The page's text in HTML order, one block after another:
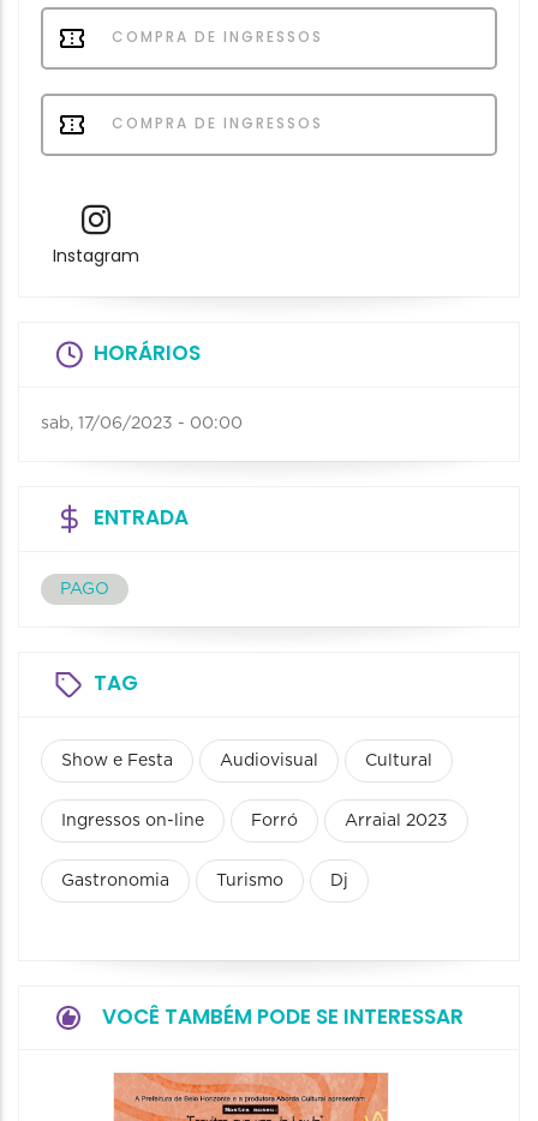
COMPRA DE INGRESSOS
COMPRA DE INGRESSOS
Instagram
HORÁRIOS
sab, 17/06/2023 - 00:00
ENTRADA
PAGO
TAG
Show e Festa Audiovisual Cultural
Ingressos on-line Forró Arraial 2023
Gastronomia Turismo Dj
VOCÊ TAMBÉM PODE SE INTERESSAR